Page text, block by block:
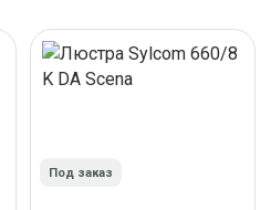
Под заказ